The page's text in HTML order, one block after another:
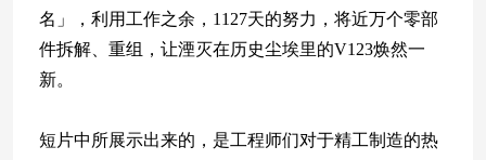
名」，利用工作之余，1127天的努力，将近万个零部
件拆解、重组，让湮灭在历史尘埃里的V123焕然一
新。
短片中所展示出来的，是工程师们对于精工制造的热